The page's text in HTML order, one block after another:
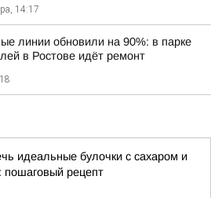
14:17
линии обновили на 90%: в парке
в Ростове идёт ремонт
идеальные булочки с сахаром и
пошаговый рецепт